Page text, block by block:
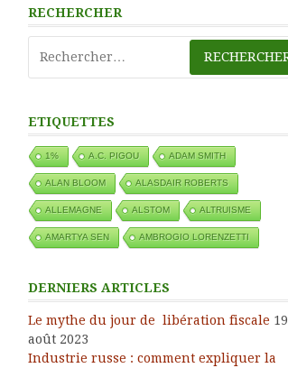
RECHERCHER
ETIQUETTES
1% A.C. PIGOU ADAM SMITH
ALAN BLOOM ALASDAIR ROBERTS
ALLEMAGNE ALSTOM ALTRUISME
AMARTYA SEN AMBROGIO LORENZETTI
DERNIERS ARTICLES
Le mythe du jour de libération fiscale 19
août 2023
Industrie russe : comment expliquer la